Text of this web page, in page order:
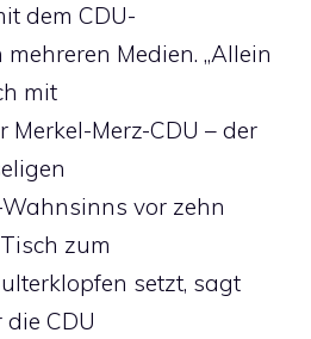
dem CDU-
Medien. „Allein
mit
Merkel-Merz-CDU – der
Wahnsinns vor zehn
zum
setzt, sagt
CDU